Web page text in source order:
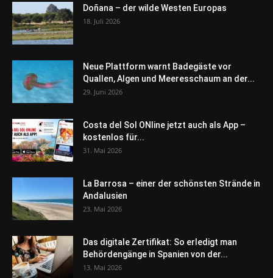
Doñana – der wilde Westen Europas
18. Juli 2026
Neue Plattform warnt Badegäste vor
Quallen, Algen und Meeresschaum an der...
29. Juni 2026
Costa del Sol ONline jetzt auch als App –
kostenlos für...
31. Mai 2026
La Barrosa – einer der schönsten Strände in
Andalusien
23. Mai 2026
Das digitale Zertifikat: So erledigt man
Behördengänge in Spanien von der...
13. Mai 2026